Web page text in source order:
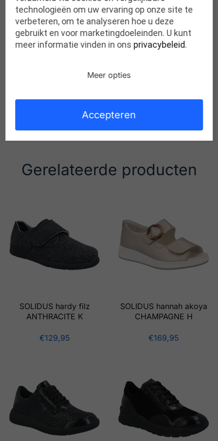
44 1/3 = 10
45 = 10,5
45 2/3 = 11
46 1/3 = 11,5
Gerelateerde producten
SOLIDUS hardy filz
ANTHRACITE K
€129,95
SOLIDUS hannah akoya
CHAMPAGNE H
€169,95
technologieën om uw ervaring op onze site te
verbeteren, om te analyseren hoe u deze
gebruikt en voor marketingdoeleinden. U kunt
meer informatie vinden in ons privacybeleid.
Meer opties
Accepteren